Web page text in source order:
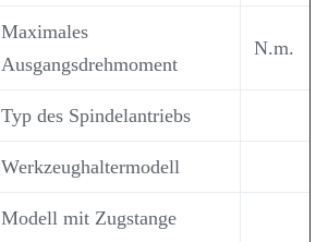
Maximales
Ausgangsdrehmoment
N.m.
Typ des Spindelantriebs
Werkzeughaltermodell
Modell mit Zugstange